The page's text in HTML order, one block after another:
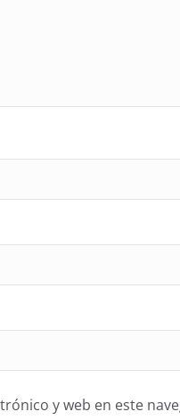
y web en este